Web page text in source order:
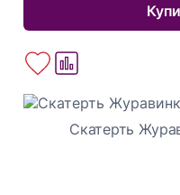
Скатерть